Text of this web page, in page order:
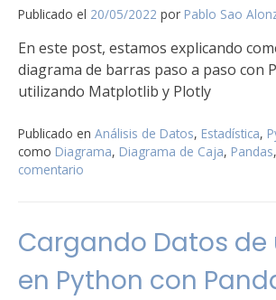
Publicado el 20/05/2022 por Pablo Sao
En este post, estamos explicando
diagrama de barras paso a paso con
utilizando Matplotlib y Plotly
Publicado en Análisis de Datos, Estadística,
como Diagrama, Diagrama de Caja, Pandas,
comentario
con
Cargando Datos de
en Python con